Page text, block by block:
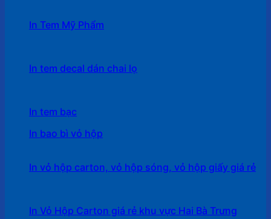
In Tem Mỹ Phẩm
In tem decal dán chai lọ
In tem bạc
In bao bì vỏ hộp
In vỏ hộp carton, vỏ hộp sóng, vỏ hộp giấy giá rẻ
In Vỏ Hộp Carton giá rẻ khu vực Hai Bà Trưng